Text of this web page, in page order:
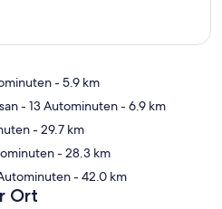
Karte - 5.9 km
- 13 Autominuten- 6.9 km
- 29.7 km
- 28.3 km
- 42.0 km
Ort